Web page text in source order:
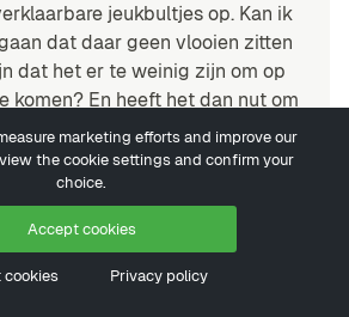
jeukbultjes op. Kan ik
dat daar geen vlooien zitten
dat het er te weinig zijn om op
komen? En heeft het dan nut om
een nacht te proberen? In mijn
het namelijk lastiger proberen,
kat niet de hele nacht uit de
houden. Dan moet ik hem
gang zetten en dat vind ik een
:P
marketing efforts and improve our
the cookie settings and confirm your
choice.
Accept cookies
cookies Privacy policy